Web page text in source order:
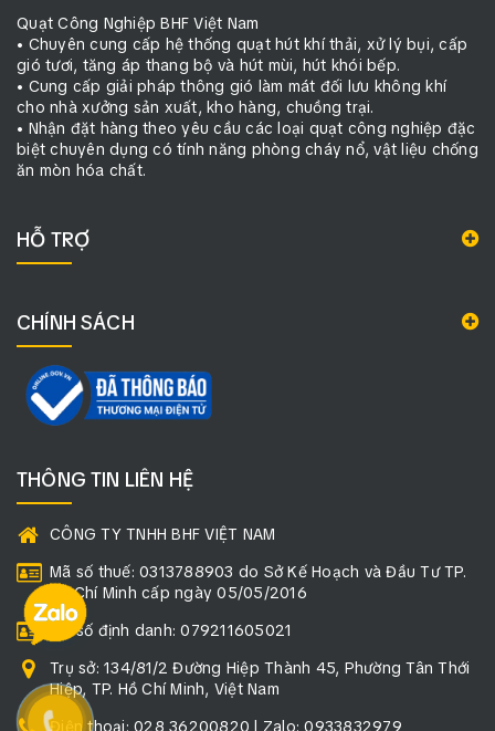
Quạt Công Nghiệp BHF Việt Nam
• Chuyên cung cấp hệ thống quạt hút khí thải, xử lý bụi, cấp
gió tươi, tăng áp thang bộ và hút mùi, hút khói bếp.
• Cung cấp giải pháp thông gió làm mát đối lưu không khí
cho nhà xưởng sản xuất, kho hàng, chuồng trại.
• Nhận đặt hàng theo yêu cầu các loại quạt công nghiệp đặc
biệt chuyên dụng có tính năng phòng cháy nổ, vật liệu chống
ăn mòn hóa chất.
HỖ TRỢ
CHÍNH SÁCH
THÔNG TIN LIÊN HỆ
CÔNG TY TNHH BHF VIỆT NAM
Mã số thuế: 0313788903 do Sở Kế Hoạch và Đầu Tư TP.
Hồ Chí Minh cấp ngày 05/05/2016
Mã số định danh: 079211605021
Trụ sở: 134/81/2 Đường Hiệp Thành 45, Phường Tân Thới
Hiệp, TP. Hồ Chí Minh, Việt Nam
Điện thoại: 028 36200820 | Zalo: 0933832979